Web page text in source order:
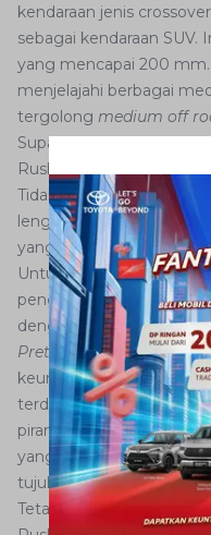
kendaraan jenis
sebagai kendaraan SUV.
yang mencapai 200
menjelajahi berbagai
tergolong medium off
Suparno Djasmin
Rush, mobil ini akan
Tidak saja desainnya
lengkap akan
yang lebih baik kepada
Untuk keamanan, New
pengemudi serta
dengan Side Impact
Pretensioner & Force
keunggulan yang sudah
terdahulu. Penghenti
piranti ABS. Untuk
yang lapang dan
tujuh penumpang (
Tetap mempertahankan